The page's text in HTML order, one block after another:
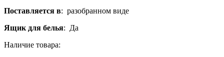
Поставляется в: разобранном виде
Ящик для белья: Да
Наличие товара: